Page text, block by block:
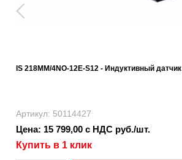
IS 218MM/4NO-12E-S12 - Индуктивный датчик
Артикул: 50114427
Цена: 15 799,00 с НДС руб./шт.
Купить в 1 клик